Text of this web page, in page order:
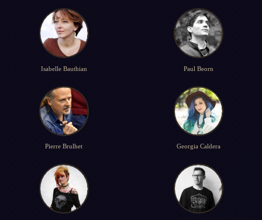
Isabelle Bauthian Paul Beorn
Pierre Brulhet Georgia Caldera